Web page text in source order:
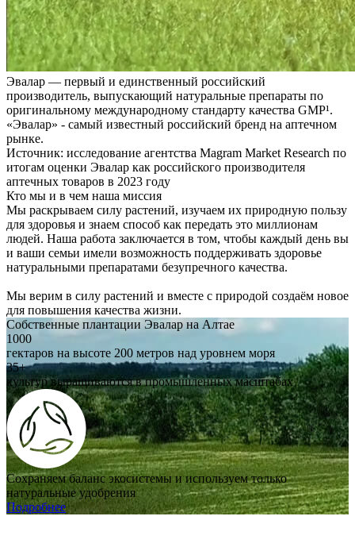
Эвалар — первый и единственный российский
производитель, выпускающий натуральные препараты по
оригинальному международному стандарту качества GMP¹.
«Эвалар» - самый известный российский бренд на аптечном
рынке.
Источник: исследование агентства Magram Market Research по
итогам оценки Эвалар как российского производителя
аптечных товаров в 2023 году
Кто мы и в чем наша миссия
Мы раскрываем силу растений, изучаем их природную пользу
для здоровья и знаем способ как передать это миллионам
людей. Наша работа заключается в том, чтобы каждый день вы
и ваши семьи имели возможность поддерживать здоровье
натуральными препаратами безупречного качества.
Мы верим в силу растений и вместе с природой создаём новое
для повышения качества жизни.
Собственные плантации Эвалар на Алтае
1000
гектаров на высоте 200 метров над уровнем моря
35+
культур выращиваются в промышленных масштабах
Сохраняем баланс экосистемы и используем только
натуральные удобрения
Подробнее